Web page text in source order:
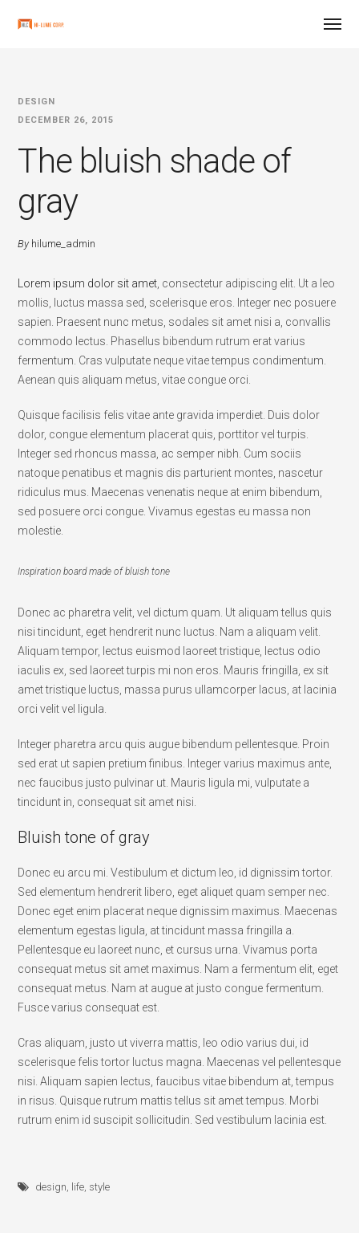
DESIGN
DECEMBER 26, 2015
The bluish shade of
gray
By hilume_admin
Lorem ipsum dolor sit amet , consectetur adipiscing elit. Ut a leo
mollis, luctus massa sed, scelerisque eros. Integer nec posuere
sapien. Praesent nunc metus, sodales sit amet nisi a, convallis
commodo lectus. Phasellus bibendum rutrum erat varius
fermentum. Cras vulputate neque vitae tempus condimentum.
Aenean quis aliquam metus, vitae congue orci.
Quisque facilisis felis vitae ante gravida imperdiet. Duis dolor
dolor, congue elementum placerat quis, porttitor vel turpis.
Integer sed rhoncus massa, ac semper nibh. Cum sociis
natoque penatibus et magnis dis parturient montes, nascetur
ridiculus mus. Maecenas venenatis neque at enim bibendum,
sed posuere orci congue. Vivamus egestas eu massa non
molestie.
Inspiration board made of bluish tone
Donec ac pharetra velit, vel dictum quam. Ut aliquam tellus quis
nisi tincidunt, eget hendrerit nunc luctus. Nam a aliquam velit.
Aliquam tempor, lectus euismod laoreet tristique, lectus odio
iaculis ex, sed laoreet turpis mi non eros. Mauris fringilla, ex sit
amet tristique luctus, massa purus ullamcorper lacus, at lacinia
orci velit vel ligula.
Integer pharetra arcu quis augue bibendum pellentesque. Proin
sed erat ut sapien pretium finibus. Integer varius maximus ante,
nec faucibus justo pulvinar ut. Mauris ligula mi, vulputate a
tincidunt in, consequat sit amet nisi.
Bluish tone of gray
Donec eu arcu mi. Vestibulum et dictum leo, id dignissim tortor.
Sed elementum hendrerit libero, eget aliquet quam semper nec.
Donec eget enim placerat neque dignissim maximus. Maecenas
elementum egestas ligula, at tincidunt massa fringilla a.
Pellentesque eu laoreet nunc, et cursus urna. Vivamus porta
consequat metus sit amet maximus. Nam a fermentum elit, eget
consequat metus. Nam at augue at justo congue fermentum.
Fusce varius consequat est.
Cras aliquam, justo ut viverra mattis, leo odio varius dui, id
scelerisque felis tortor luctus magna. Maecenas vel pellentesque
nisi. Aliquam sapien lectus, faucibus vitae bibendum at, tempus
in risus. Quisque rutrum mattis tellus sit amet tempus. Morbi
rutrum enim id suscipit sollicitudin. Sed vestibulum lacinia est.
design, life, style